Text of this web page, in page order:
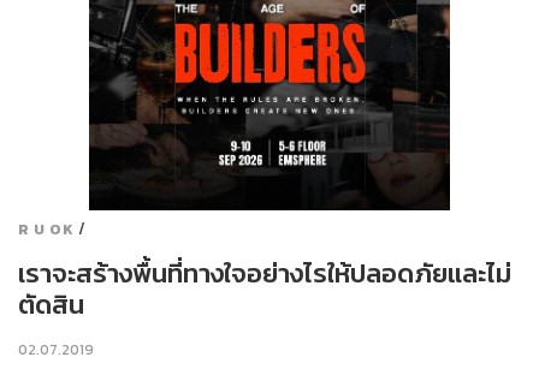
R U OK /
เราจะสร้างพื้นที่ทางใจอย่างไรให้ปลอดภัยและไม่
ตัดสิน
02.07.2019